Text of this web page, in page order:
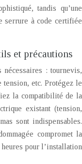
tandis qu’une
serrure à code certifiée
et précautions
: tournevis,
tension, etc. Protégez le
la compatibilité de la
existant (tension,
sont indispensables.
compromet la
pour l’installation